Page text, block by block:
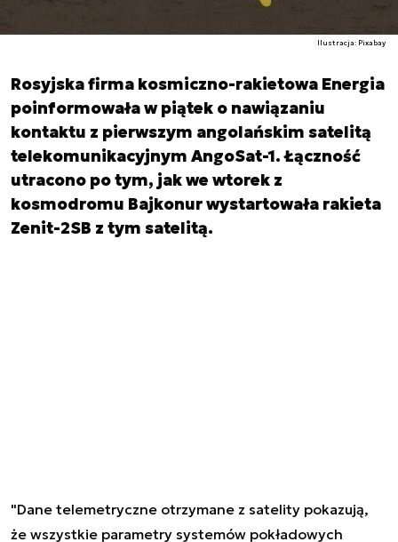
Ilustracja: Pixabay
Rosyjska firma kosmiczno-rakietowa Energia
poinformowała w piątek o nawiązaniu
kontaktu z pierwszym angolańskim satelitą
telekomunikacyjnym AngoSat-1. Łączność
utracono po tym, jak we wtorek z
kosmodromu Bajkonur wystartowała rakieta
Zenit-2SB z tym satelitą.
"Dane telemetryczne otrzymane z satelity pokazują,
że wszystkie parametry systemów pokładowych